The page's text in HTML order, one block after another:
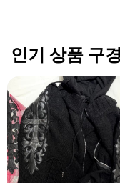
인기 상품 구